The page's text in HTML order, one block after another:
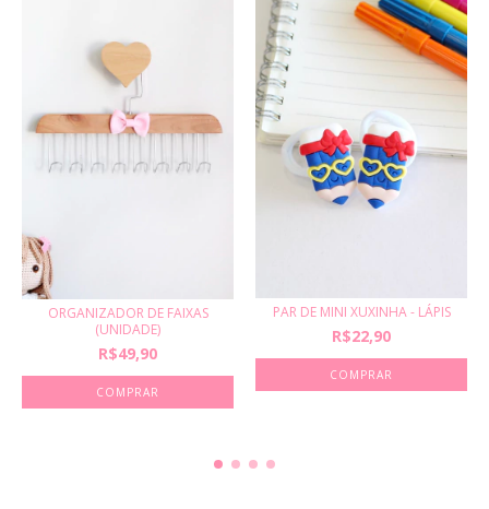
ORGANIZADOR DE FAIXAS
(UNIDADE)
R$49,90
PAR DE MINI XUXINHA - LÁPIS
R$22,90